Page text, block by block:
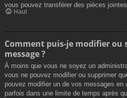
vous pouvez transférer des pièces
Haut
Comment puis-je modifier ou
message ?
À moins que vous ne soyez un
vous ne pouvez modifier ou supprimer
pouvez modifier un de vos messages en
parfois dans une limite de temps après